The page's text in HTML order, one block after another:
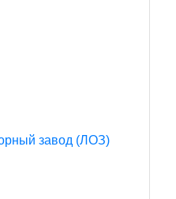
завод (ЛОЗ)